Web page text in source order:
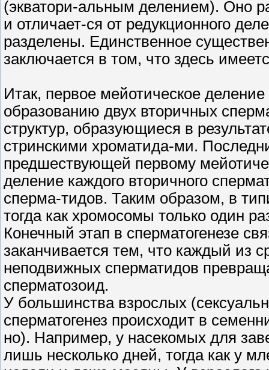
(экватори-альным делением). Оно
и отличает-ся от редукционного
разделены. Единственное
заключается в том, что здесь
Итак, первое мейотическое
образованию двух вторичных
структур, образующиеся в
стринскими хроматида-ми.
предшествующей первому
деление каждого вторичного
сперма-тидов. Таким образом, в
тогда как хромосомы только один
Конечный этап в сперматогенезе
заканчивается тем, что каждый из
неподвижных сперматидов
сперматозоид.
У большинства взрослых
сперматогенез происходит в
но). Например, у насекомых для
лишь несколько дней, тогда как у